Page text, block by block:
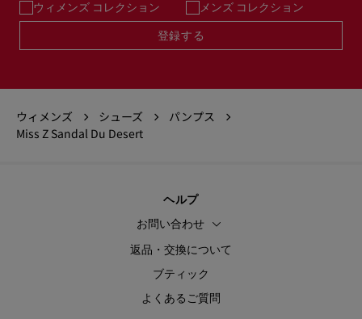
ウィメンズ コレクション メンズ コレクション
登録する
ウィメンズ シューズ
パンプス
Miss Z Sandal Du Desert
ヘルプ
お問い合わせ
返品・交換について
ブティック
よくあるご質問